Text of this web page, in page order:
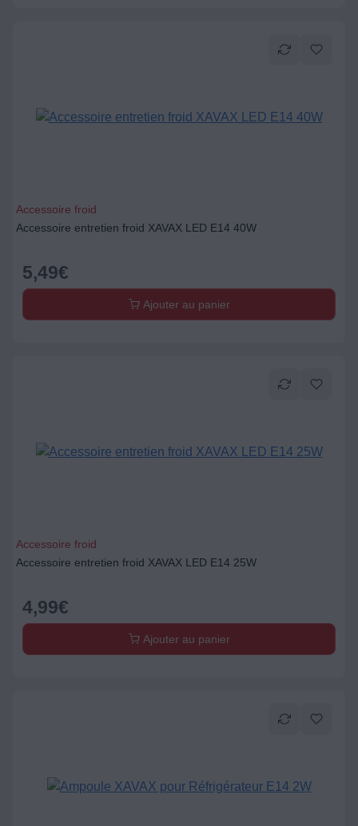
Accessoire froid
Accessoire entretien froid XAVAX LED E14 40W
5,49€
Ajouter au panier
Accessoire froid
Accessoire entretien froid XAVAX LED E14 25W
4,99€
Ajouter au panier